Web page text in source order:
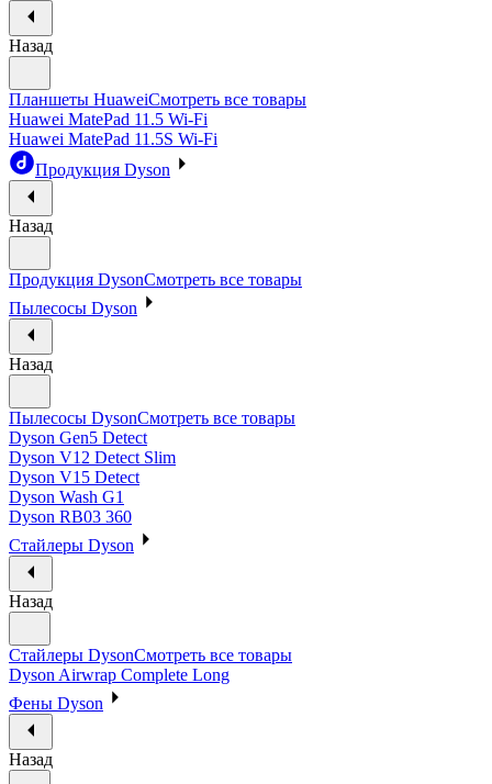
Назад
Планшеты HuaweiСмотреть все товары
Huawei MatePad 11.5 Wi-Fi
Huawei MatePad 11.5S Wi-Fi
Продукция Dyson
Назад
Продукция DysonСмотреть все товары
Пылесосы Dyson
Назад
Пылесосы DysonСмотреть все товары
Dyson Gen5 Detect
Dyson V12 Detect Slim
Dyson V15 Detect
Dyson Wash G1
Dyson RB03 360
Стайлеры Dyson
Назад
Стайлеры DysonСмотреть все товары
Dyson Airwrap Complete Long
Фены Dyson
Назад